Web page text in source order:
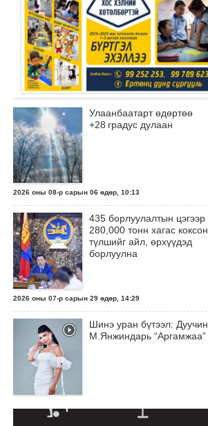
Улаанбаатарт өдөртөө
+28 градус дулаан
2026 оны 08-р сарын 06 өдөр, 10:13
435 борлуулалтын цэгээр
280,000 тонн хагас коксон
түлшийг айл, өрхүүдэд
борлуулна
2026 оны 07-р сарын 29 өдөр, 14:29
Шинэ уран бүтээл: Дуучин
М.Янжиндарь “Аргамжаа”